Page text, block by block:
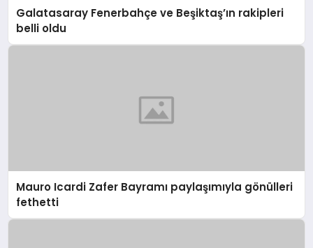
Galatasaray Fenerbahçe ve Beşiktaş’ın rakipleri
belli oldu
Mauro Icardi Zafer Bayramı paylaşımıyla gönülleri
fethetti